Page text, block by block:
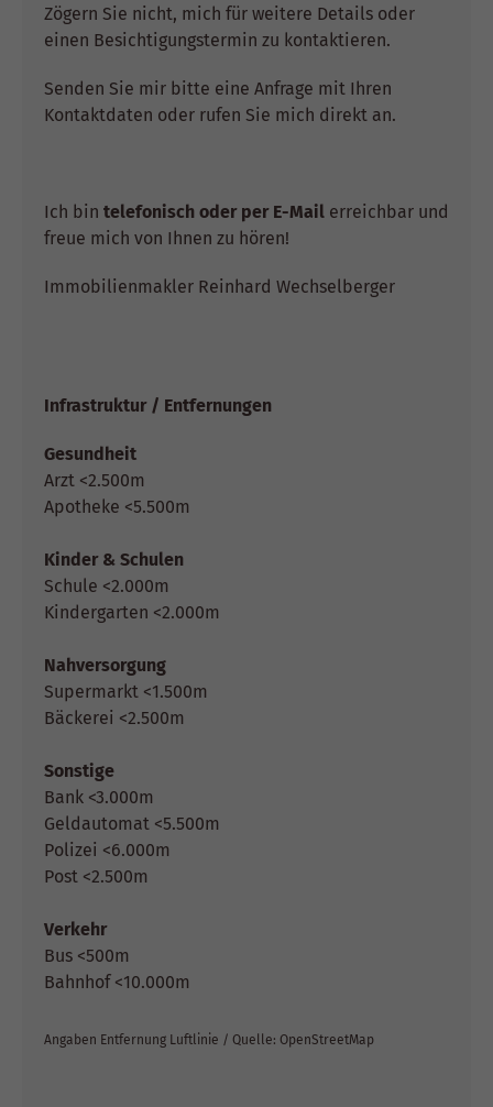
Zögern Sie nicht, mich für weitere Details oder
einen Besichtigungstermin zu kontaktieren.
Senden Sie mir bitte eine Anfrage mit Ihren
Kontaktdaten oder rufen Sie mich direkt an.
Ich bin telefonisch oder per E-Mail erreichbar und
freue mich von Ihnen zu hören!
Immobilienmakler Reinhard Wechselberger
Infrastruktur / Entfernungen
Gesundheit
Arzt <2.500m
Apotheke <5.500m
Kinder & Schulen
Schule <2.000m
Kindergarten <2.000m
Nahversorgung
Supermarkt <1.500m
Bäckerei <2.500m
Sonstige
Bank <3.000m
Geldautomat <5.500m
Polizei <6.000m
Post <2.500m
Verkehr
Bus <500m
Bahnhof <10.000m
Angaben Entfernung Luftlinie / Quelle: OpenStreetMap